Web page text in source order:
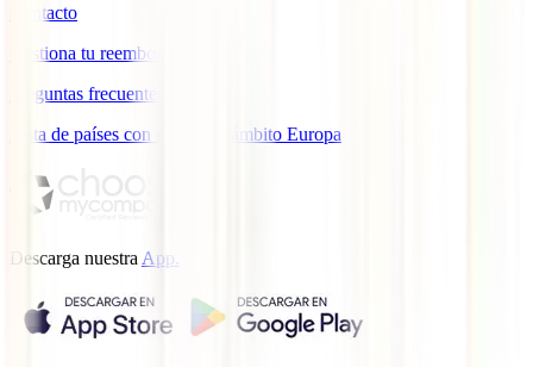
Contacto
Gestiona tu reembolso
Preguntas frecuentes
Lista de países con cobertura ámbito Europa
Descarga nuestra App.